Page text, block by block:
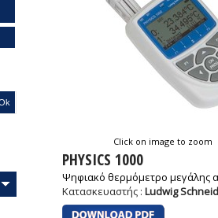
Click on image to zoom
PHYSICS 1000
Ψηφιακό θερμόμετρο μεγάλης
Κατασκευαστής : Ludwig